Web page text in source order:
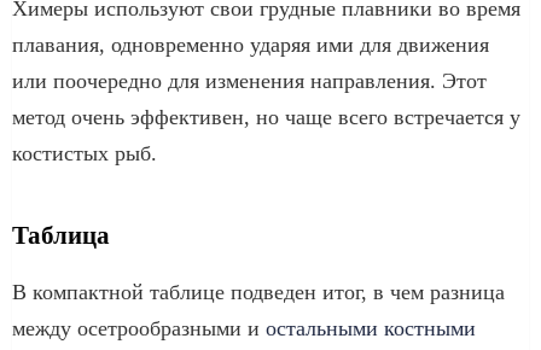
Химеры используют свои грудные плавники во время
плавания, одновременно ударяя ими для движения
или поочередно для изменения направления. Этот
метод очень эффективен, но чаще всего встречается у
костистых рыб.
Таблица
В компактной таблице подведен итог, в чем разница
между осетрообразными и остальными костными